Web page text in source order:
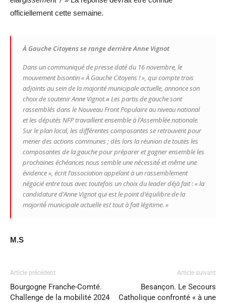
officiellement cette semaine.
À Gauche Citoyens se range derrière Anne Vignot
Dans un communiqué de presse daté du 16 novembre, le
mouvement bisontin « À Gauche Citoyens ! », qui compte trois
adjoints au sein de la majorité municipale actuelle, annonce son
choix de soutenir Anne Vignot.«Les partis de gauche sont
rassemblés dans le Nouveau Front Populaire au niveau national
et les députés NFP travaillent ensemble à l’Assemblée nationale.
Sur le plan local, les différentes composantes se retrouvent pour
mener des actions communes ; dès lors la réunion de toutes les
composantes de la gauche pour préparer et gagner ensemble les
prochaines échéances nous semble une nécessité́ et même une
évidence », écrit l’association appelant à un rassemblement
négocié entre tous avec toutefois un choix du leader déjà fait : « la
candidature d’Anne Vignot qui est le point d’équilibre de la
majorité́ municipale actuelle est tout à fait légitime. »
M.S
Article précédent
Bourgogne Franche-Comté.
Challenge de la mobilité 2024
Article suivant
Besançon. Le Secours
Catholique confronté « à une